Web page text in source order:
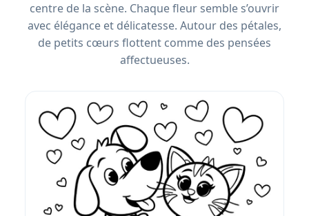
centre de la scène. Chaque fleur semble s’ouvrir
avec élégance et délicatesse. Autour des pétales,
de petits cœurs flottent comme des pensées
affectueuses.